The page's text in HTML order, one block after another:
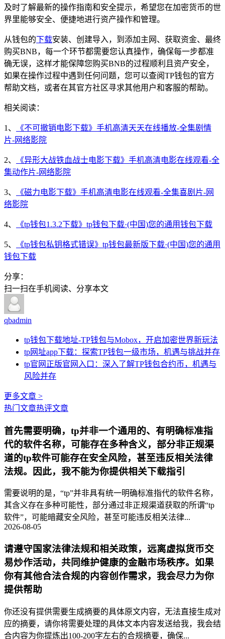
及时了解最新的操作指南和安全提示，希望您在加密货币的世
界里能够安全、便捷地进行资产操作和管理。
从钱包的下载安装、创建导入，到添加主网、获取资金、最终
购买BNB，每一个环节都需要您认真操作，确保每一步都准
确无误，这样才能保障您购买BNB的过程顺利且资产安全，
如果在操作过程中遇到任何问题，您可以查阅TP钱包的官方
帮助文档，或者在其官方社区寻求其他用户和客服的帮助。
相关阅读：
1、
《不可撤销电影下载》手机高清天天在线播放-全集剧情
片-网络影院
2、
《异形大战铁血战士电影下载》手机高清电影在线观看-全
集动作片-网络影院
3、
《磁力电影下载》手机高清电影在线观看-全集喜剧片-网
络影院
4、 《tp钱包1.3.2下载》tp钱包下载·(中国)您的通用钱包下载
5、
《tp钱包私钥格式错误》tp钱包最新版下载·(中国)您的通用
钱包下载
分享：
扫一扫在手机阅读、分享本文
qbadmin
tp钱包下载地址-TP钱包与Mobox，开启加密世界新玩法
tp网址app下载：探索TP钱包一级市场，机遇与挑战并存
tp官网正版官网入口：深入了解TP钱包合约币，机遇与
风险并存
更多文章 >
热门文章热评文章
首先需要明确，tp并非一个通用的、有明确标准指
代的软件名称，可能存在多种含义，部分非正规渠
道的tp软件可能存在安全风险，甚至违反相关法律
法规。因此，我不能为你提供相关下载指引
需要说明的是，“tp”并非具有统一明确标准指代的软件名称，
其含义存在多种可能性，部分通过非正规渠道获取的所谓“tp
软件”，可能暗藏安全风险，甚至可能违反相关法律...
2026-08-05
请遵守国家法律法规和相关政策，远离虚拟货币交
易炒作活动，共同维护健康的金融市场秩序。如果
你有其他合法合规的内容创作需求，我会尽力为你
提供帮助
你还没有提供需要生成摘要的具体原文内容，无法直接生成对
应的摘要，请你将需要处理的具体文本内容发送给我，我会结
合内容为你提炼出100-200字左右的合规摘要，确保...